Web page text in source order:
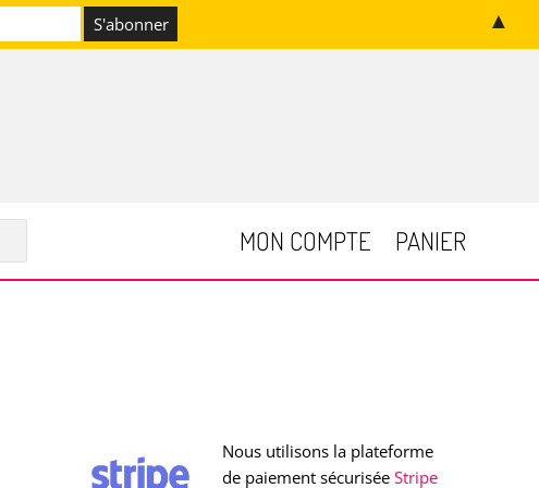
MON COMPTE PANIER
Nous utilisons la plateforme
de paiement sécurisée Stripe
▲